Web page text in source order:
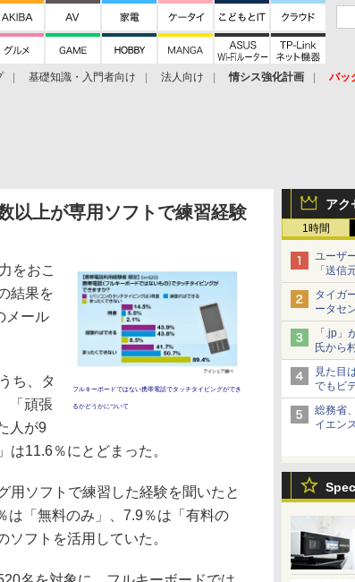
基礎知識・入門者向け 法人向け 情シス強化計画
バッ
アク
1時間
ユーザ
「送信
【やじ
タイガ
ータセ
で 「ス
「.jp
氏から
見た目
でもビ
アプリ
総務省
イエン
以上が専用ソフトで練習経験
フルキーボードではない携帯電話でタッチタイピングができ
るかどうかについて
をおこ
結果を
メール
ち、タ
「頑張
人が9
11.6％にとどまった。
ソフトで練習した経験を聞いたと
は「無料のみ」、7.9％は「有料の
フトを活用していた。